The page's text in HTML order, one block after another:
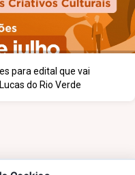
para edital que vai
do Rio Verde